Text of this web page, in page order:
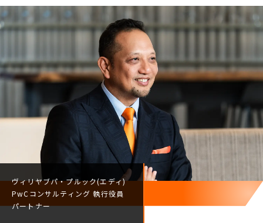
ヴィリヤブパ・プルック(エディ)
PwCコンサルティング執行役員
パートナー